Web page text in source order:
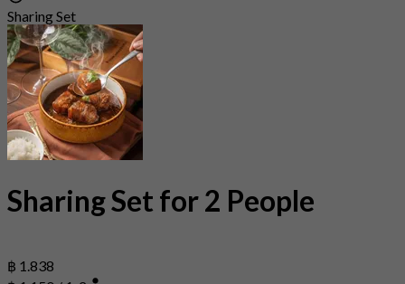
Sharing Set
Sharing Set for 2 People
฿ 1.838